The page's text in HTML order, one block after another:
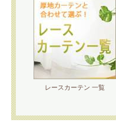
レースカーテン 一覧